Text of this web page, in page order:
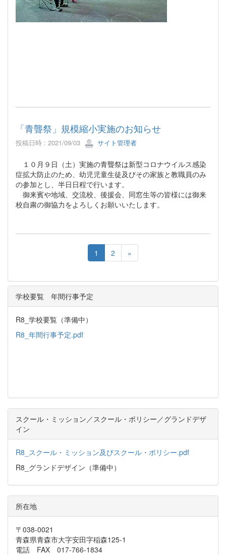
「青聾祭」規模縮小実施のお知らせ
投稿日時 : 2021/09/03 サイト管理者
１０月９日（土）実施の青聾祭は新型コロナウイルス感染
症拡大防止のため、幼児児童生徒及びその家族と教職員のみ
の参加とし、半日日程で行います。
御来賓や地域、交流校、後援会、同窓生等の皆様には御来
校自粛の御協力をよろしくお願いいたします。
1 2 »
学校要覧 年間行事予定
R8_学校要覧（準備中）
R8_年間行事予定.pdf
スクール・ミッション／スクール・ポリシー／グランドデザ
イン
R8_スクール・ミッション及びスクール・ポリシー.pdf
R8_グランドデザイン（準備中）
所在地
〒038-0021
青森県青森市大字安田字稲森125-1
電話 FAX 017-766-1834